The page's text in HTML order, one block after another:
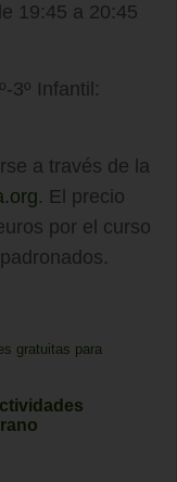
a 20:45
Infantil:
a través de la
. El precio
por el curso